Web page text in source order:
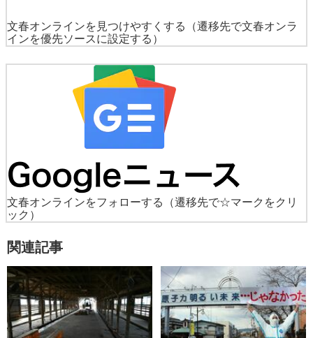
文春オンラインを見つけやすくする
（遷移先で文春オンラ
インを優先ソースに設定する）
文春オンラインをフォローする
（遷移先で☆マークをクリ
ック）
関連記事